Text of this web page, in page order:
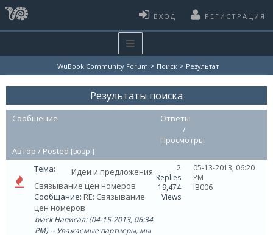
ВХОД РЕГИСТРАЦИЯ
WuBook Community Forum > Поиск > Результат
Результаты поиска
Сообщение
Ответы
/
Просмотры
Автор / Posted [возр.]
Идеи и предложения
Тема:
Связывание цен номеров
Сообщание: RE: Связывание
цен номеров
black Написал: (04-15-2013, 06:34
PM) -- Уважаемые партнеры, мы
2
Replies
19,474
Views
05-13-2013, 06:20
PM
IB006